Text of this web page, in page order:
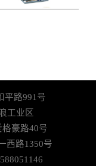
平路991号
工业区
豪路40号
西路1350号